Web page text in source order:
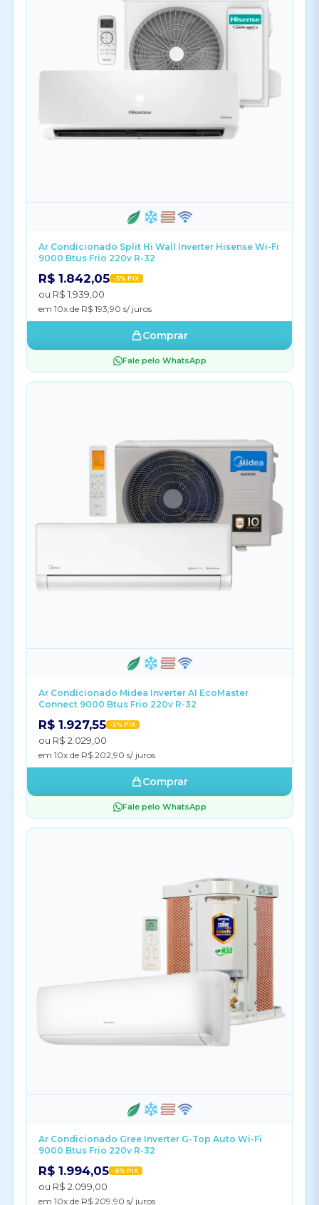
Ar Condicionado Split Hi Wall Inverter Hisense Wi-Fi
9000 Btus Frio 220v R-32
R$ 1.842,05 -5% PIX
ou R$ 1.939,00
em 10x de R$ 193,90 s/ juros
Comprar
Fale pelo WhatsApp
Ar Condicionado Midea Inverter AI EcoMaster
Connect 9000 Btus Frio 220v R-32
R$ 1.927,55 -5% PIX
ou R$ 2.029,00
em 10x de R$ 202,90 s/ juros
Comprar
Fale pelo WhatsApp
Ar Condicionado Gree Inverter G-Top Auto Wi-Fi
9000 Btus Frio 220v R-32
R$ 1.994,05 -5% PIX
ou R$ 2.099,00
em 10x de R$ 209,90 s/ juros